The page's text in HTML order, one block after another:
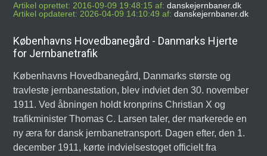
Artikel oprettet: 2016-09-09 19:48:15 af: danskejernbaner.dk
Artikel opdateret: 2026-04-09 14:10:49 af: danskejernbaner.dk
Københavns Hovedbanegård - Danmarks Hjerte
for Jernbanetrafik
Københavns Hovedbanegård, Danmarks største og
travleste jernbanestation, blev indviet den 30. november
1911. Ved åbningen holdt kronprins Christian X og
trafikminister Thomas C. Larsen taler, der markerede en
ny æra for dansk jernbanetransport. Dagen efter, den 1.
december 1911, kørte indvielsestoget officielt fra